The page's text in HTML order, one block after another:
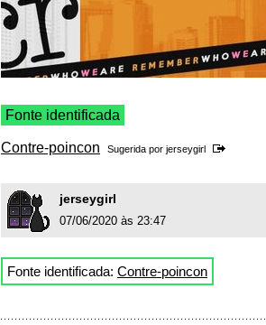
Fonte identificada
Contre-poincon Sugerida por jerseygirl
jerseygirl
07/06/2020 às 23:47
Fonte identificada: Contre-poincon